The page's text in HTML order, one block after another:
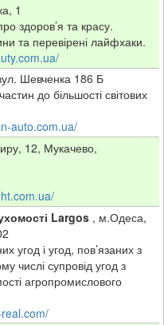
1
здоров’я та красу.
та перевірені лайфхаки.
Шевченка 186 Б
до більшості світових
auto.com.ua/
12, Мукачево,
Largos, м.Одеса,
угод і угод, пов’язаних з
числі супровід угод з
агропромислового